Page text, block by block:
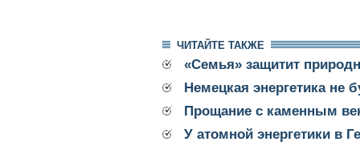
ЧИТАЙТЕ ТАКЖЕ
«Семья» защитит
Немецкая энергетика не
Прощание с каменным
У атомной энергетики в